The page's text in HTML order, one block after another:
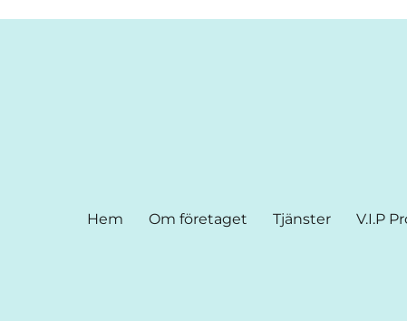
Hem Om företaget Tjänster V.I.P